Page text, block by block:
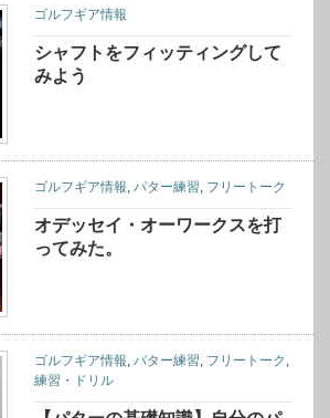
ゴルフギア情報
シャフトをフィッティングして
みよう
ゴルフギア情報,パター練習, フリートーク
オデッセイ・オーワークスを打
ってみた。
ゴルフギア情報 パター練習 フリートーク
練習・ドリル